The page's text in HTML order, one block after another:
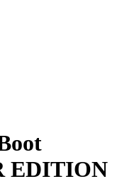
EDITION